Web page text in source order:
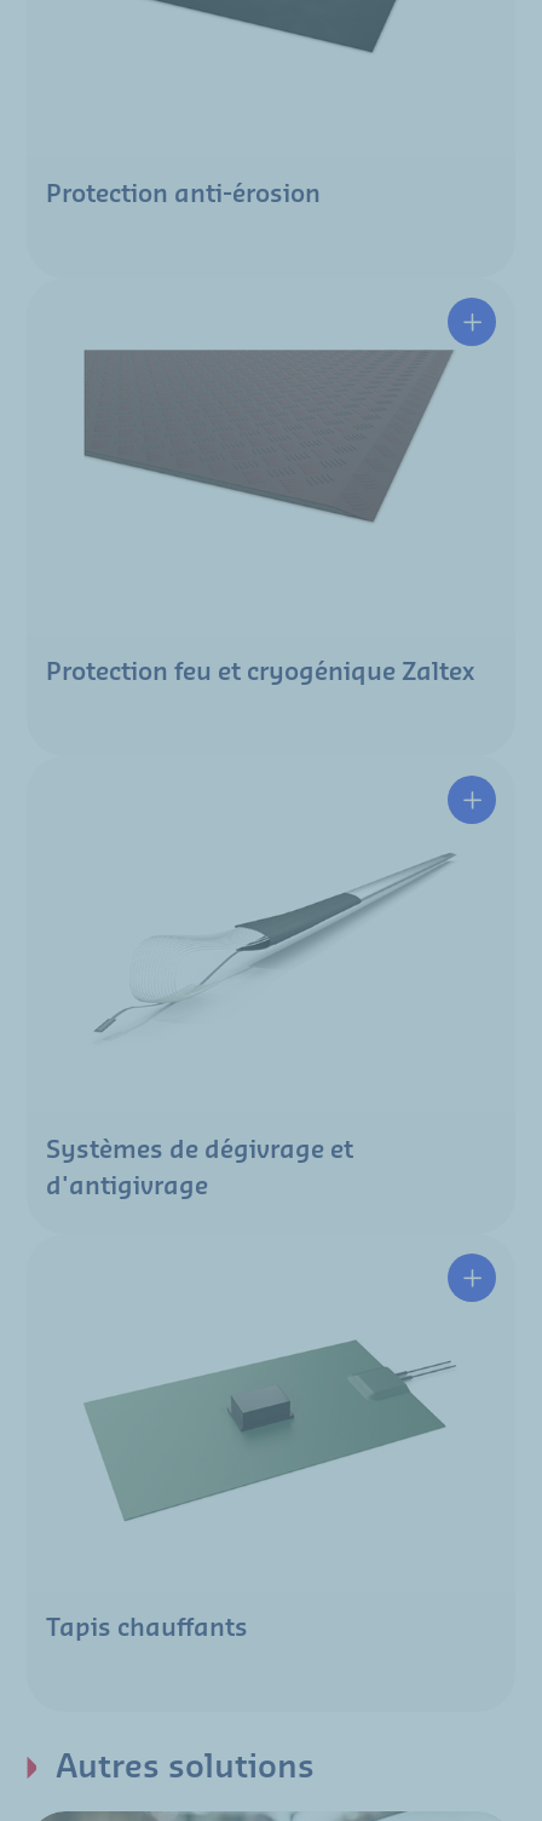
Protection anti-érosion
Protection feu et cryogénique Zaltex
Systèmes de dégivrage et
d'antigivrage
Tapis chauffants
Autres solutions